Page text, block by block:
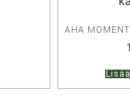
AHA MOMENT